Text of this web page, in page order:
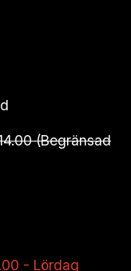
(Begränsad
- Lördag